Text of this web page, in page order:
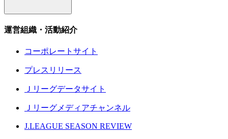
運営組織・活動紹介
コーポレートサイト
プレスリリース
Ｊリーグデータサイト
Ｊリーグメディアチャンネル
J.LEAGUE SEASON REVIEW